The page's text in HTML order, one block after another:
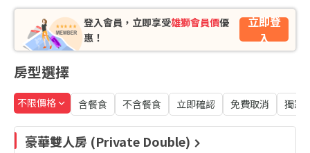
登入會員，立即享受雄獅會員價優
惠！
立即登
入
房型選擇
不限價格 含餐食 不含餐食 立即確認 免費取消 獨家
豪華雙人房 (Private Double)